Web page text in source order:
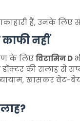
हैं, उनके
नहीं
के लिएविटामिन D
डॉक्टर की सलाह से
व्यायाम, खासकर